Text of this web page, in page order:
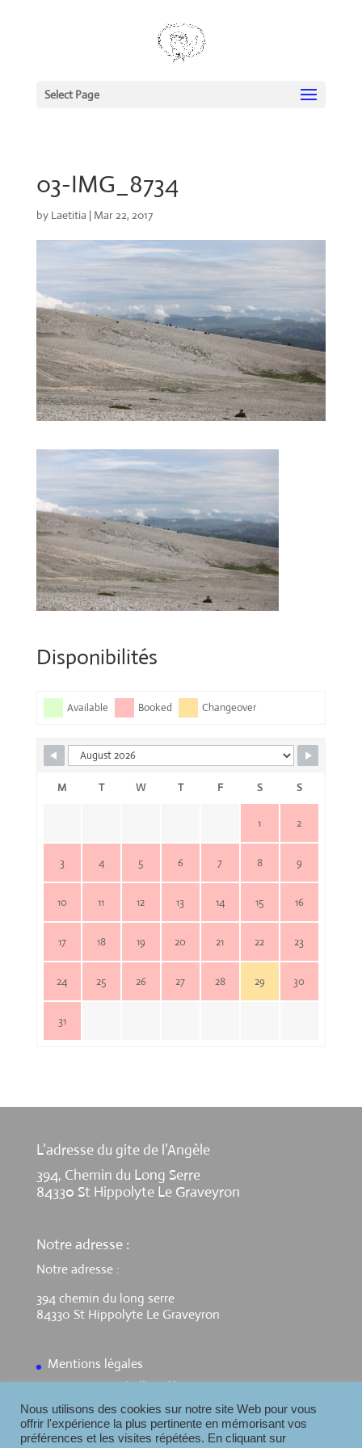
Select Page
03-IMG_8734
by Laetitia | Mar 22, 2017
Disponibilités
Available Booked Changeover
M T W T F S S
1 2
3 4 5 6 7 8 9
10 11 12 13 14 15 16
17 18 19 20 21 22 23
24 25 26 27 28 29 30
31
L’adresse du gite de l’Angèle
394, Chemin du Long Serre
84330 St Hippolyte Le Graveyron
Notre adresse :
Notre adresse :
394 chemin du long serre
84330 St Hippolyte Le Graveyron
Mentions légales
Contact Gite de l’Angèle
Nous utilisons des cookies sur notre site Web pour vous
offrir l'expérience la plus pertinente en mémorisant vos
préférences et les visites répétées. En cliquant sur